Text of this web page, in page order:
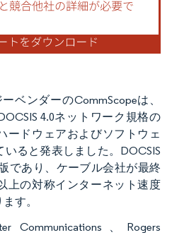
ベンダーのCommScopeは、
4.0ネットワーク規格の
ードウェアおよびソフトウェ
ると発表しました。DOCSIS
であり、ケーブル会社が最終
上の対称インターネット速度
す。
、Rogers